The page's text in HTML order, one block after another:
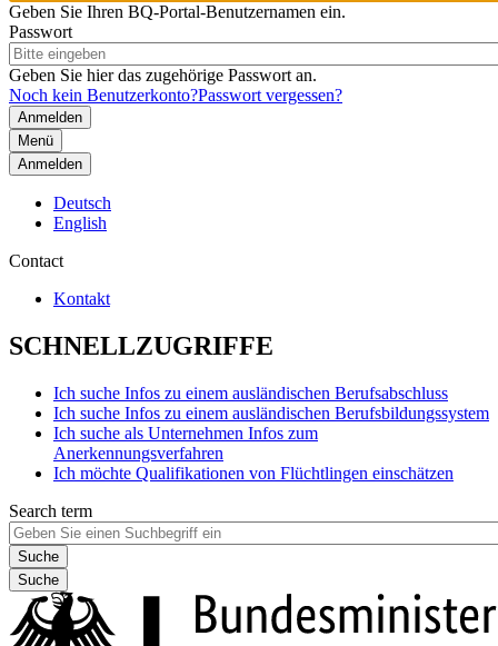
Geben Sie Ihren BQ-Portal-Benutzernamen ein.
Passwort
Geben Sie hier das zugehörige Passwort an.
Noch kein Benutzerkonto?Passwort vergessen?
Menü
Anmelden
Deutsch
English
Contact
Kontakt
SCHNELLZUGRIFFE
Ich suche Infos zu einem ausländischen Berufsabschluss
Ich suche Infos zu einem ausländischen Berufsbildungssystem
Ich suche als Unternehmen Infos zum
Anerkennungsverfahren
Ich möchte Qualifikationen von Flüchtlingen einschätzen
Search term
Suche